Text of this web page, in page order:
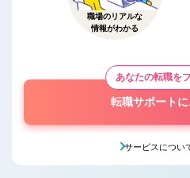
職場のリアルな
情報がわかる
あなたの転職を
転職サポート
サービスについ